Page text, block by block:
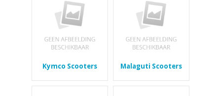
Kymco Scooters Malaguti Scooters